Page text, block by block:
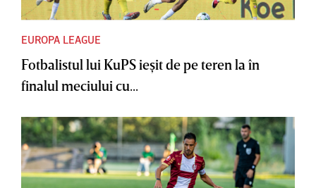
EUROPA LEAGUE
Fotbalistul lui KuPS ieşit de pe teren la în
finalul meciului cu...